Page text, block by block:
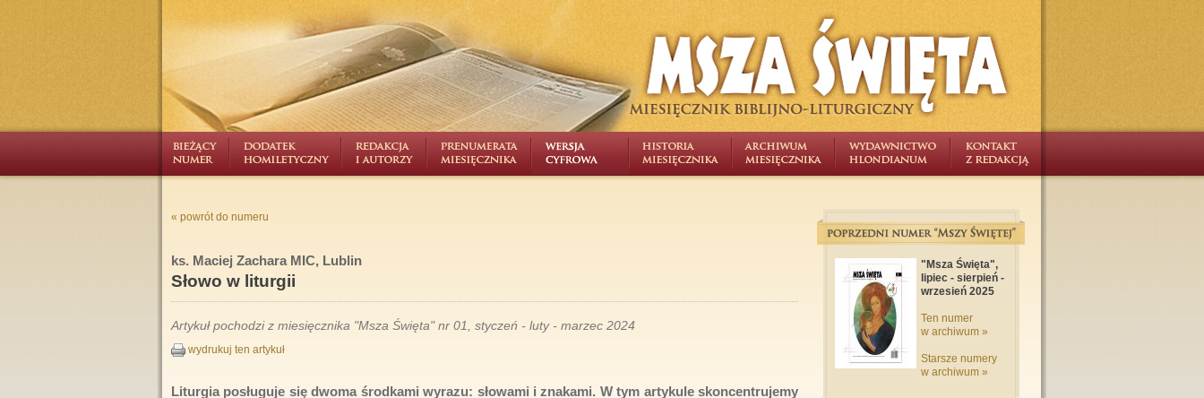
« powrót do numeru
ks. Maciej Zachara MIC, Lublin
Słowo w liturgii
Artykuł pochodzi z miesięcznika "Msza Święta" nr 01, styczeń - luty - marzec 2024
wydrukuj ten artykuł
Liturgia posługuje się dwoma środkami wyrazu: słowami i znakami. W tym artykule skoncentrujemy
"Msza Święta",
lipiec - sierpień -
wrzesień 2025
Ten numer
w archiwum »
Starsze numery
w archiwum »